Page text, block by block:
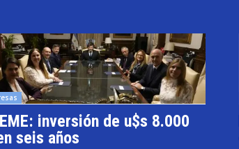
inversión de u$s 8.000
seis años